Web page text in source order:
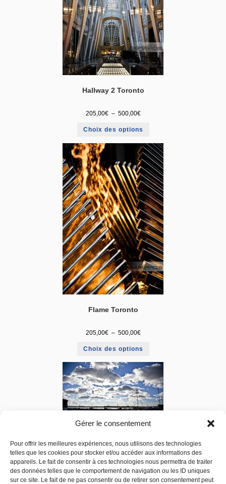
Gérer le consentement
Pour offrir les meilleures expériences, nous utilisons des technologies
telles que les cookies pour stocker et/ou accéder aux informations des
appareils. Le fait de consentir à ces technologies nous permettra de traiter
des données telles que le comportement de navigation ou les ID uniques
sur ce site. Le fait de ne pas consentir ou de retirer son consentement peut
Hallway 2 Toronto
205,00€ – 500,00€
Choix des options
Flame Toronto
205,00€ – 500,00€
Choix des options
Port de Toronto
205,00 500,00